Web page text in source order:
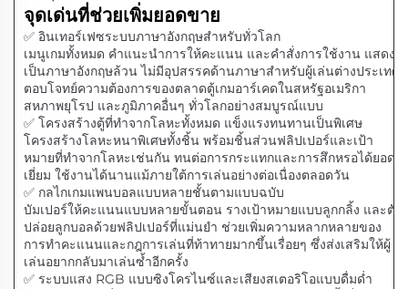
จุดเด่นที่ช่วยเพิ่มยอดขาย
✅ อินเทอร์เฟซระบบภาษาอังกฤษสำหรับทั่วโลก
เมนูเกมทั้งหมด คำแนะนำการให้คะแนน และคำสั่งการใช้งาน แสดง
เป็นภาษาอังกฤษล้วน ไม่มีอุปสรรคด้านภาษาสำหรับผู้เล่นต่างประเทศ
ตอบโจทย์ความต้องการของตลาดตู้เกมอาร์เคดในสหรัฐอเมริกา
สหภาพยุโรป และภูมิภาคอื่นๆ ทั่วโลกอย่างสมบูรณ์แบบ
✅ โครงสร้างตู้ที่ทำจากโลหะทั้งหมด แข็งแรงทนทานเป็นพิเศษ
โครงสร้างโลหะหนาพิเศษทั้งชิ้น พร้อมชิ้นส่วนฟลิปเปอร์และเป้า
หมายที่ทำจากโลหะเช่นกัน ทนต่อการกระแทกและการสึกหรอได้ยอด
เยี่ยม ใช้งานได้นานแม้ภายใต้การเล่นอย่างต่อเนื่องตลอดวัน
✅ กลไกเกมแพนบอลแบบหลายชั้นตามแบบฉบับ
บัมเปอร์ให้คะแนนแบบหลายขั้นตอน รางเป้าหมายแบบลูกกลิ้ง และตัว
ปล่อยลูกบอลด้วยฟลิปเปอร์ที่แม่นยำ ช่วยเพิ่มความหลากหลายของ
การทำคะแนนและกฎการเล่นที่ท้าทายมากขึ้นเรื่อยๆ ซึ่งส่งเสริมให้ผู้
เล่นอยากกลับมาเล่นซ้ำอีกครั้ง
✅ ระบบแสง RGB แบบซิงโครไนซ์และเสียงสเตอริโอแบบดื่มด่ำ